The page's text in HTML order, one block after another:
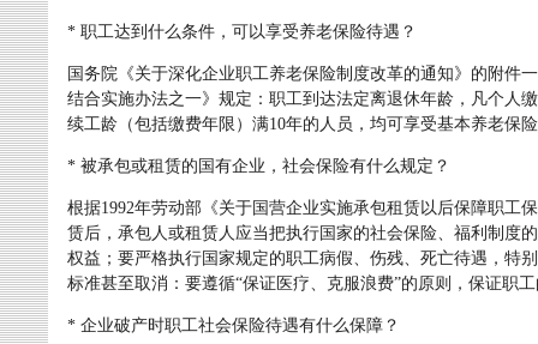
* 职工达到什么条件，可以享受养老保险待遇？
国务院《关于深化企业职工养老保险制度改革的通知》的附件
结合实施办法之一》规定：职工到达法定离退休年龄，凡个人
续工龄（包括缴费年限）满10年的人员，均可享受基本养老保
* 被承包或租赁的国有企业，社会保险有什么规定？
根据1992年劳动部《关于国营企业实施承包租赁以后保障职工
赁后，承包人或租赁人应当把执行国家的社会保险、福利制度
权益；要严格执行国家规定的职工病假、伤残、死亡待遇，特
标准甚至取消：要遵循“保证医疗、克服浪费”的原则，保证职
* 企业破产时职工社会保险待遇有什么保障？